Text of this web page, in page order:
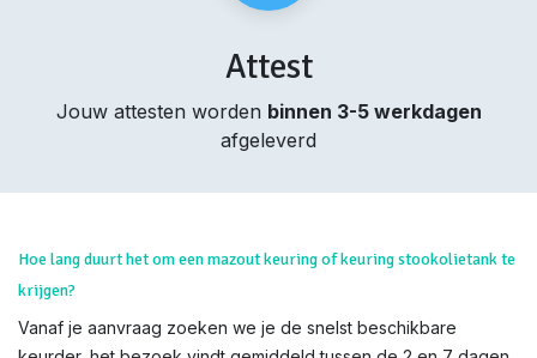
Attest
Jouw attesten worden binnen 3-5 werkdagen
afgeleverd
Hoe lang duurt het om een mazout keuring of keuring stookolietank te
krijgen?
Vanaf je aanvraag zoeken we je de snelst beschikbare